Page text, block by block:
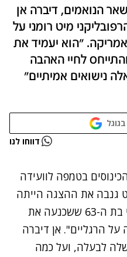
הנואמים, דיברה אן
מיט רומני על
"הוא יעמיד את
לחיי האהבה
נישואים אמיתיים"
דווחו לנו
בטמפה לוועידה
גנבה את ההצגה הייתה
אן רומני, רעייתו של מיט רומני בת ה-63 ששכנעה את
על הרגליים". אן דיברה
לבעלה, ועל כמה